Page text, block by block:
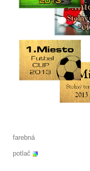
farebná
potlač